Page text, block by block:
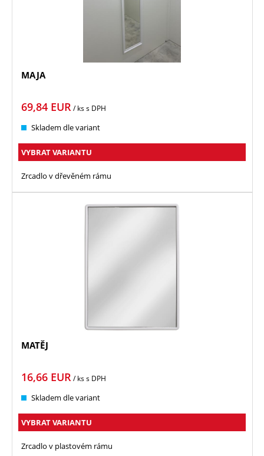
MAJA
69,84 EUR/ kss DPH
Skladem dle variant
VYBRAT VARIANTU
Zrcadlo v dřevěném rámu
MATĚJ
16,66 EUR/ kss DPH
Skladem dle variant
VYBRAT VARIANTU
Zrcadlo v plastovém rámu